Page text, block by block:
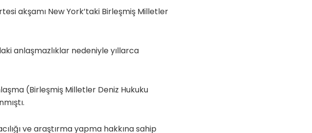
akşamı New York’taki Birleşmiş Milletler
anlaşmazlıklar nedeniyle yıllarca
(Birleşmiş Milletler Deniz Hukuku
ve araştırma yapma hakkına sahip